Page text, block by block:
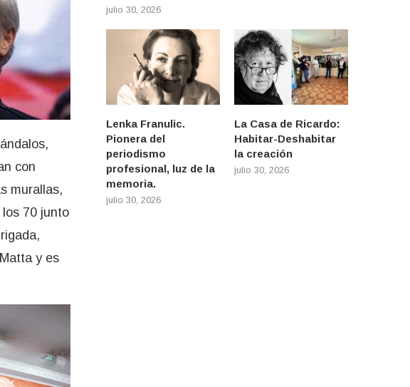
con
murallas,
70 junto
y es
julio 30, 2026
Lenka Franulic.
Pionera del
periodismo
profesional, luz de la
memoria.
julio 30, 2026
La Casa de Ricardo:
Habitar-Deshabitar
la creación
julio 30, 2026